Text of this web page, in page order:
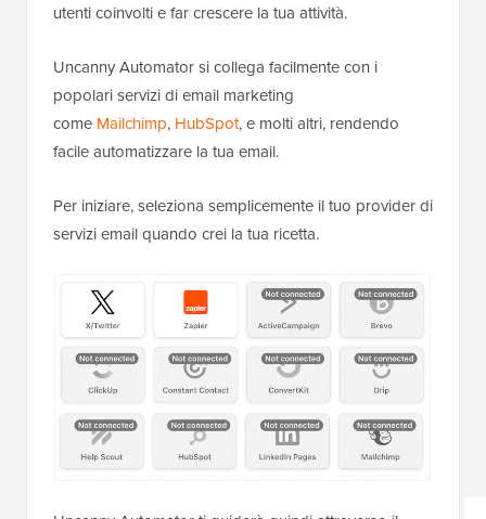
utenti coinvolti e far crescere la tua attività.
Uncanny Automator si collega facilmente con i
popolari servizi di email marketing
come Mailchimp, HubSpot, e molti altri, rendendo
facile automatizzare la tua email.
Per iniziare, seleziona semplicemente il tuo provider di
servizi email quando crei la tua ricetta.